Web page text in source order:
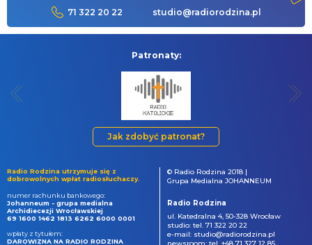
71 322 20 22 studio@radiorodzina.pl
Patronaty:
Jak zdobyć patronat?
Radio Rodzina utrzymuje się z
dobrowolnych wpłat radiosłuchaczy.
numer rachunku bankowego:
Johanneum - grupa medialna
Archidiecezji Wrocławskiej
69 1600 1462 1813 6262 6000 0001
wpłaty z tytułem:
DAROWIZNA NA RADIO RODZINA
© Radio Rodzina 2018 |
Grupa Medialna JOHANNEUM
Radio Rodzina
ul. Katedralna 4, 50-328 Wrocław
studio: tel. 71 322 20 22
e-mail: studio@radiorodzina.pl
newsroom: tel. +48 71 327 12 85